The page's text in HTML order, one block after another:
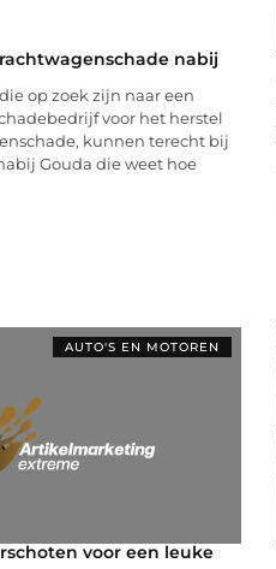
nabij
op zoek zijn naar een
voor het herstel
kunnen terecht bij
Gouda die weet hoe
AUTO'S EN MOTOREN
voor een leuke